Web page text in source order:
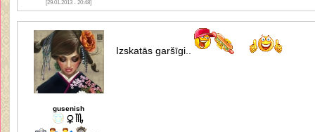
[29.01.2013 - 20:48]
gusenish
Izskatās garšīgi..